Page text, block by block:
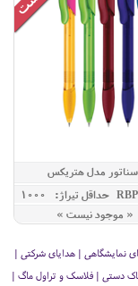
مدل هتریکس
حداقل تيراژ: 1000
موجود نیست »
نمایشگاهی | هدایای شرکتی |
دستی | فلاسک و تراول ماگ |